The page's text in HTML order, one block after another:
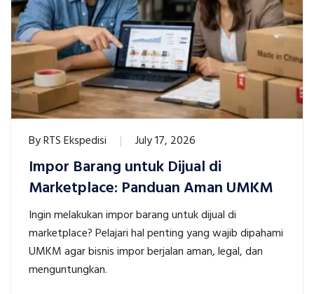
ByRTS Ekspedisi July 17, 2026
Impor Barang untuk Dijual di
Marketplace: Panduan Aman UMKM
Ingin melakukan impor barang untuk dijual di
marketplace? Pelajari hal penting yang wajib dipahami
UMKM agar bisnis impor berjalan aman, legal, dan
menguntungkan.